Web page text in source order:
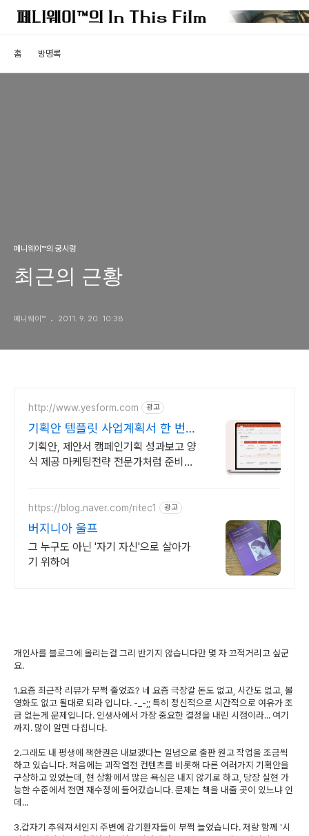
홈 방명록
페니웨이™의 궁시렁
최근의 근황
페니웨이™ 2011. 9. 20. 10:38
http://www.yesform.com 광고
기획안 템플릿 사업계획서 한 번에
끝!
기획안, 제안서 캠페인기획 성과보고 양
식 제공 마케팅전략 전문가처럼 준비하
https://blog.naver.com/ritec1 광고
버지니아 울프
그 누구도 아닌 '자기 자신'으로 살아가
기 위하여
개인사를 블로그에 올리는걸 그리 반기지 않습니다만 몇 자 끄적거리고 싶군
요.
1.요즘 최근작 리뷰가 부쩍 줄었죠? 네 요즘 극장갈 돈도 없고, 시간도 없고, 볼
영화도 없고 될대로 되라 입니다. -_-;; 특히 정신적으로 시간적으로 여유가 조
금 없는게 문제입니다. 인생사에서 가장 중요한 결정을 내린 시점이라... 여기
까지. 많이 알면 다칩니다.
2.그래도 내 평생에 책한권은 내보겠다는 일념으로 출판 원고 작업을 조금씩
하고 있습니다. 처음에는 괴작열전 컨텐츠를 비롯해 다른 여러가지 기획안을
구상하고 있었는데, 현 상황에서 많은 욕심은 내지 않기로 하고, 당장 실현 가
능한 수준에서 전면 재수정에 들어갔습니다. 문제는 책을 내줄 곳이 있느냐 인
데...
3.갑자기 추워져서인지 주변에 감기환자들이 부쩍 늘었습니다. 저랑 함께 '시